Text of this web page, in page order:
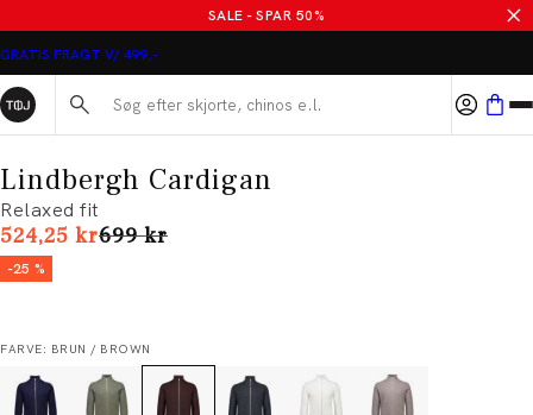
SALE - SPAR 50%
GRATIS FRAGT V/ 499,-
Søg her...
Lindbergh Cardigan
Relaxed fit
524,25 krI alt (uden rabat)
699 kr
-25 %
FARVE: BRUN / BROWN